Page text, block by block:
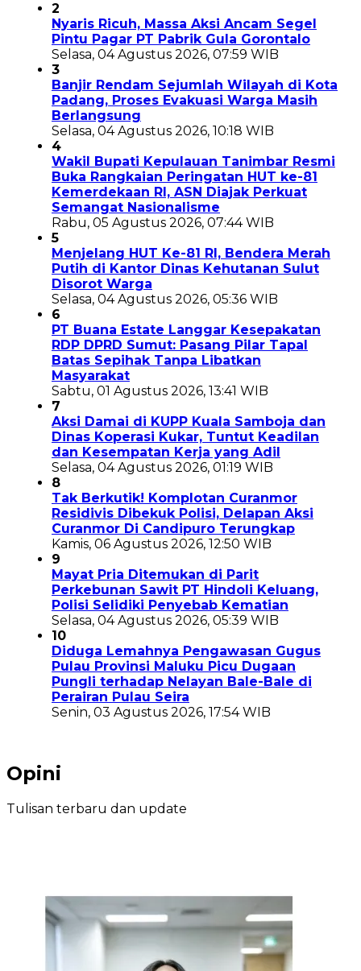
2
Nyaris Ricuh, Massa Aksi Ancam Segel
Pintu Pagar PT Pabrik Gula Gorontalo
Selasa, 04 Agustus 2026, 07:59 WIB
3
Banjir Rendam Sejumlah Wilayah di Kota
Padang, Proses Evakuasi Warga Masih
Berlangsung
Selasa, 04 Agustus 2026, 10:18 WIB
4
Wakil Bupati Kepulauan Tanimbar Resmi
Buka Rangkaian Peringatan HUT ke-81
Kemerdekaan RI, ASN Diajak Perkuat
Semangat Nasionalisme
Rabu, 05 Agustus 2026, 07:44 WIB
5
Menjelang HUT Ke-81 RI, Bendera Merah
Putih di Kantor Dinas Kehutanan Sulut
Disorot Warga
Selasa, 04 Agustus 2026, 05:36 WIB
6
PT Buana Estate Langgar Kesepakatan
RDP DPRD Sumut: Pasang Pilar Tapal
Batas Sepihak Tanpa Libatkan
Masyarakat
Sabtu, 01 Agustus 2026, 13:41 WIB
7
Aksi Damai di KUPP Kuala Samboja dan
Dinas Koperasi Kukar, Tuntut Keadilan
dan Kesempatan Kerja yang Adil
Selasa, 04 Agustus 2026, 01:19 WIB
8
Tak Berkutik! Komplotan Curanmor
Residivis Dibekuk Polisi, Delapan Aksi
Curanmor Di Candipuro Terungkap
Kamis, 06 Agustus 2026, 12:50 WIB
9
Mayat Pria Ditemukan di Parit
Perkebunan Sawit PT Hindoli Keluang,
Polisi Selidiki Penyebab Kematian
Selasa, 04 Agustus 2026, 05:39 WIB
10
Diduga Lemahnya Pengawasan Gugus
Pulau Provinsi Maluku Picu Dugaan
Pungli terhadap Nelayan Bale-Bale di
Perairan Pulau Seira
Senin, 03 Agustus 2026, 17:54 WIB
Opini
Tulisan terbaru dan update